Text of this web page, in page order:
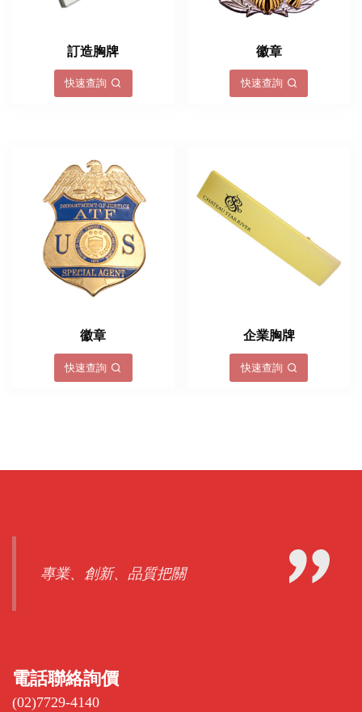
訂造胸牌
快速查詢
徽章
快速查詢
徽章
快速查詢
企業胸牌
快速查詢
專業、創新、品質把關
電話聯絡詢價
(02)7729-4140